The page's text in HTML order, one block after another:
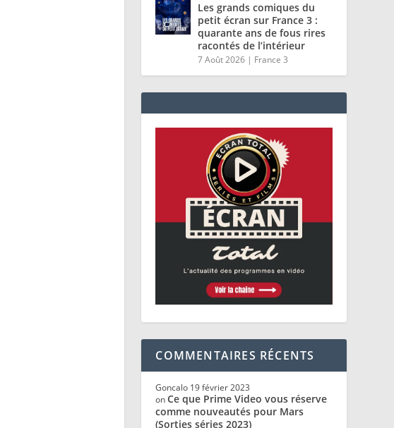
Les grands comiques du
petit écran sur France 3 :
quarante ans de fous rires
racontés de l’intérieur
7 Août 2026 | France 3
COMMENTAIRES RÉCENTS
Goncalo 19 février 2023
onCe que Prime Video vous réserve
comme nouveautés pour Mars
(Sorties séries 2023)